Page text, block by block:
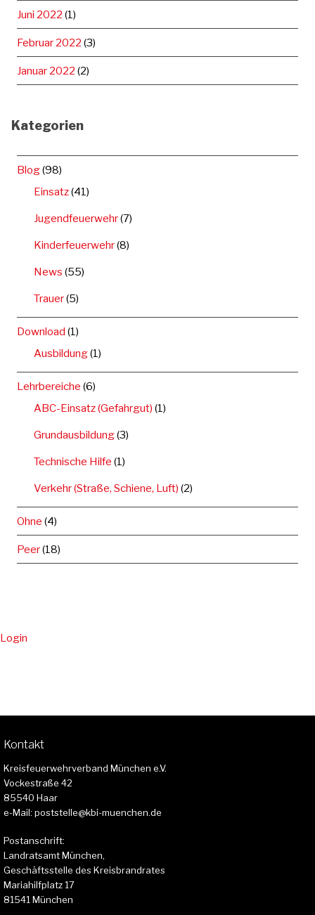
Juni 2022 (1)
Februar 2022 (3)
Januar 2022 (2)
Kategorien
Blog(98)
Einsatz(41)
Jugendfeuerwehr(7)
Kinderfeuerwehr(8)
News (55)
Trauer(5)
Download (1)
Ausbildung(1)
Lehrbereiche (6)
ABC-Einsatz (Gefahrgut) (1)
Grundausbildung(3)
Technische Hilfe (1)
Verkehr (Straße, Schiene, Luft) (2)
Ohne (4)
Peer(18)
Login
Kontakt
Kreisfeuerwehrverband München e.V.
Vockestraße 42
85540 Haar
e-Mail: poststelle@kbi-muenchen.de
Postanschrift:
Landratsamt München,
Geschäftsstelle des Kreisbrandrates
Mariahilfplatz 17
81541 München